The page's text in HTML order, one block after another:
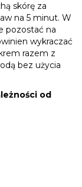
skórę za
na 5 minut. W
pozostać na
wykraczać
razem z
bez użycia
od